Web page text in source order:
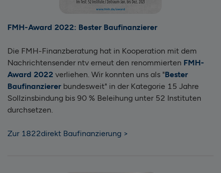
FMH-Award 2022: Bester Baufinanzierer
Die FMH-Finanzberatung hat in Kooperation mit dem
Nachrichtensender ntv erneut den renommierten FMH-
Award 2022 verliehen. Wir konnten uns als "Bester
Baufinanzierer bundesweit" in der Kategorie 15 Jahre
Sollzinsbindung bis 90 % Beleihung unter 52 Instituten
durchsetzen.
Zur 1822direkt Baufinanzierung >